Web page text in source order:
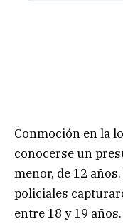
Conmoción en la
conocerse un
menor, de 12
policiales
entre 18 y 19 años.